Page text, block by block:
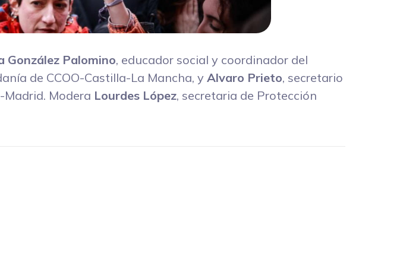
González Palomino, educador social y coordinador del
de CCOO-Castilla-La Mancha, y Alvaro Prieto, secretario
Madrid. Modera Lourdes López, secretaria de Protección